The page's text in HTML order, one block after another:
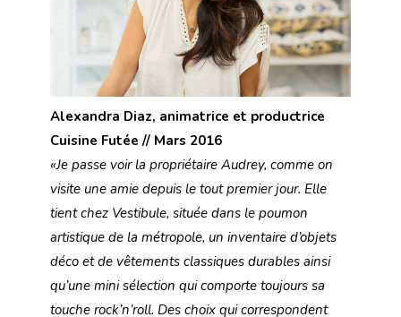
Alexandra Diaz, animatrice et productrice
Cuisine Futée // Mars 2016
«Je passe voir la propriétaire Audrey, comme on
visite une amie depuis le tout premier jour. Elle
tient chez Vestibule, située dans le poumon
artistique de la métropole, un inventaire d’objets
déco et de vêtements classiques durables ainsi
qu’une mini sélection qui comporte toujours sa
touche rock’n’roll. Des choix qui correspondent